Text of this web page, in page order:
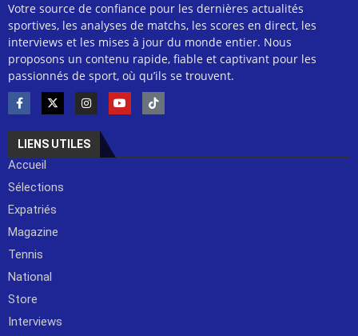
Votre source de confiance pour les dernières actualités
sportives, les analyses de matchs, les scores en direct, les
interviews et les mises à jour du monde entier. Nous
proposons un contenu rapide, fiable et captivant pour les
passionnés de sport, où qu’ils se trouvent.
LIENS UTILES
Accueil
Sélections
Expatriés
Magazine
Tennis
National
Store
Interviews